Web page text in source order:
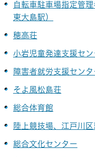
自転車駐車場指定管
東大島駅）
穂高荘
小岩児童発達支援セン
障害者就労支援センタ
そよ風松島荘
総合体育館
陸上競技場、江戸川
総合文化センター